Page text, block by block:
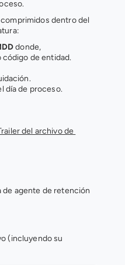
dentro del
donde,
código de entidad.
día de proceso.
del archivo de
de agente de retención
(incluyendo su